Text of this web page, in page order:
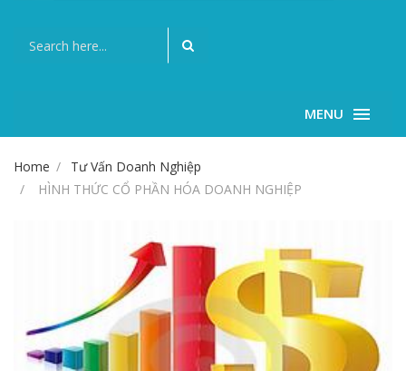
MENU
Home
Tư Vấn Doanh Nghiệp
HÌNH THỨC CỔ PHẦN HÓA DOANH NGHIỆP